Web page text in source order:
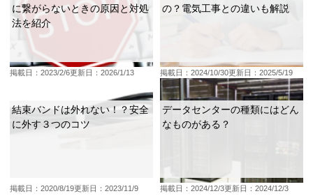
に繋がらないときの原因と対処
法を紹介
掲載日：2023/2/6更新日：2026/1/13
の？電気工事との違いも解説
掲載日：2024/10/30更新日：2025/5/19
結束バンドは外れない！？安全
に外す３つのコツ
掲載日：2020/8/19更新日：2023/11/9
データセンターの種類にはどん
なものがある？
掲載日：2024/12/3更新日：2024/12/3